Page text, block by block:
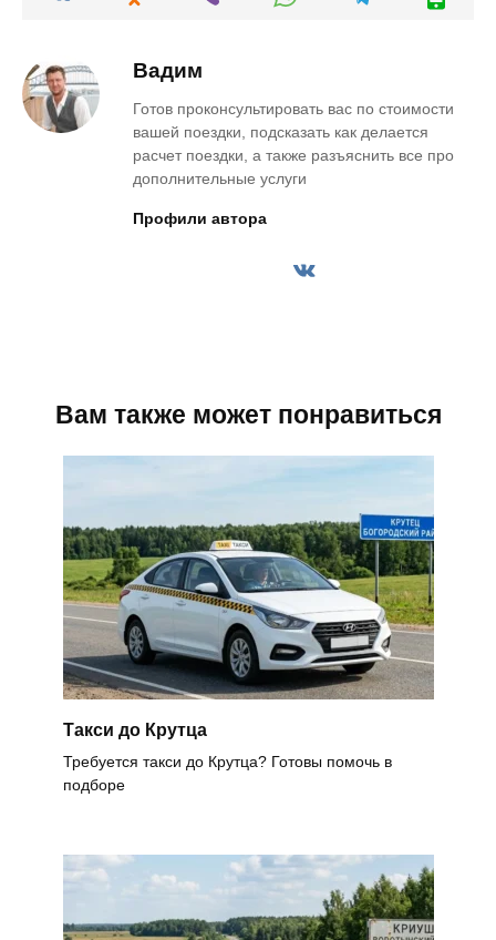
Вадим
Готов проконсультировать вас по стоимости
вашей поездки, подсказать как делается
расчет поездки, а также разъяснить все про
дополнительные услуги
Профили автора
Вам также может понравиться
Такси до Крутца
Требуется такси до Крутца? Готовы помочь в
подборе